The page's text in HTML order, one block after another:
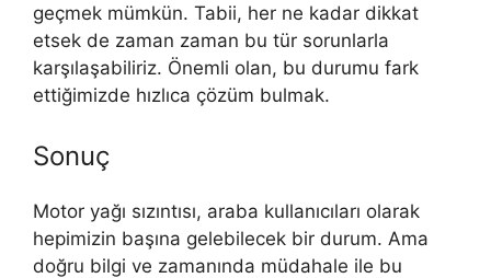
geçmek mümkün. Tabii, her ne kadar dikkat
etsek de zaman zaman bu tür sorunlarla
karşılaşabiliriz. Önemli olan, bu durumu fark
ettiğimizde hızlıca çözüm bulmak.
Sonuç
Motor yağı sızıntısı, araba kullanıcıları olarak
hepimizin başına gelebilecek bir durum. Ama
doğru bilgi ve zamanında müdahale ile bu